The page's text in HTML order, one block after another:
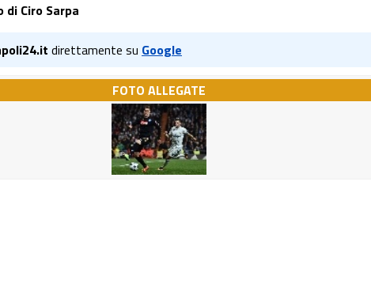
Ciro Sarpa
direttamente su Google
FOTO ALLEGATE